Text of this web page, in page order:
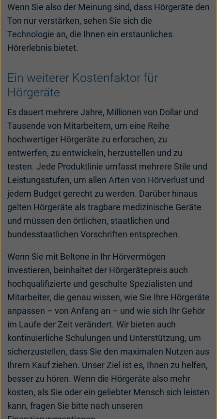
Wenn Sie also der Meinung sind, dass Hörgeräte den
Ton nur verstärken, sehen Sie sich die
Technologie an, die Ihnen ein erstaunliches
Hörerlebnis bietet.
Ein weiterer Kostenfaktor für
Hörgeräte
Es dauert mehrere Jahre, Millionen von Dollar und
Tausende von Mitarbeitern, um eine Reihe
hochwertiger Hörgeräte zu erforschen, zu
entwerfen, zu entwickeln, herzustellen und zu
testen. Jede Produktlinie umfasst mehrere Stile und
Leistungsstufen, um allen Arten von Hörverlust und
jedem Budget gerecht zu werden. Darüber hinaus
gelten Hörgeräte als tragbare medizinische Geräte
und müssen den örtlichen, staatlichen und
bundesstaatlichen Vorschriften entsprechen.
Wenn Sie mit Beltone in Ihr Hörvermögen
investieren, beinhaltet der Hörgerätepreis auch
hochqualifizierte und geschulte Spezialisten und
Mitarbeiter, die genau wissen, wie Sie Ihre Hörgeräte
anpassen – von Anfang an – und wie sich Ihr Gehör
im Laufe der Zeit verändert. Wir bieten auch
kontinuierliche Schulungen und Unterstützung, um
sicherzustellen, dass Sie den maximalen Nutzen aus
Ihrem Kauf ziehen. Unser Ziel ist es, Ihnen zu helfen,
besser zu hören. Wenn die Hörgeräte also mehr
kosten, als Sie oder ein geliebter Mensch sich leisten
kann, fragen Sie bitte nach unseren